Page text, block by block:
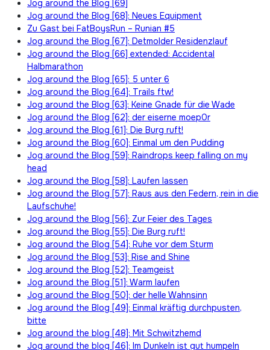
Jog around the Blog [69]
Jog around the Blog [68]: Neues Equipment
Zu Gast bei FatBoysRun – Runian #5
Jog around the Blog [67]: Detmolder Residenzlauf
Jog around the Blog [66] extended: Accidental
Halbmarathon
Jog around the Blog [65]: 5 unter 6
Jog around the Blog [64]: Trails ftw!
Jog around the Blog [63]: Keine Gnade für die Wade
Jog around the Blog [62]: der eiserne moep0r
Jog around the Blog [61]: Die Burg ruft!
Jog around the Blog [60]: Einmal um den Pudding
Jog around the Blog [59]: Raindrops keep falling on my
head
Jog around the Blog [58]: Laufen lassen
Jog around the Blog [57]: Raus aus den Federn, rein in die
Laufschuhe!
Jog around the Blog [56]: Zur Feier des Tages
Jog around the Blog [55]: Die Burg ruft!
Jog around the Blog [54]: Ruhe vor dem Sturm
Jog around the Blog [53]: Rise and Shine
Jog around the Blog [52]: Teamgeist
Jog around the Blog [51]: Warm laufen
Jog around the Blog [50]: der helle Wahnsinn
Jog around the Blog [49]: Einmal kräftig durchpusten,
bitte
Jog around the blog [48]: Mit Schwitzhemd
Jog around the blog [46]: Im Dunkeln ist gut humpeln